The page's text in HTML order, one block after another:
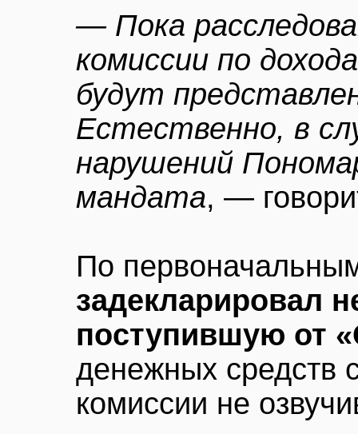
— Пока
комиссии по
будут
Естественно, в
нарушений
мандата, —
По
задекларировал
поступившую от
денежных средств
комиссии не